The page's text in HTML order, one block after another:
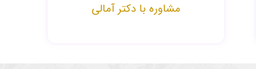
مشاوره با دکتر آمالی